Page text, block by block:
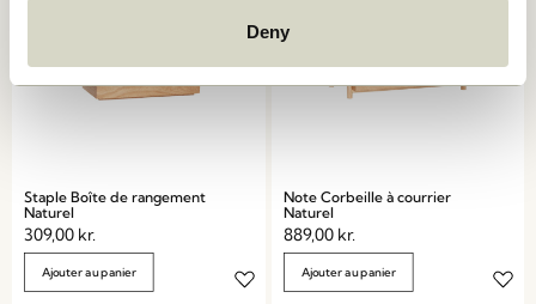
Deny
Staple Boîte de rangement
Naturel
309,00 kr.
Ajouter au panier
Note Corbeille à courrier
Naturel
889,00 kr.
Ajouter au panier